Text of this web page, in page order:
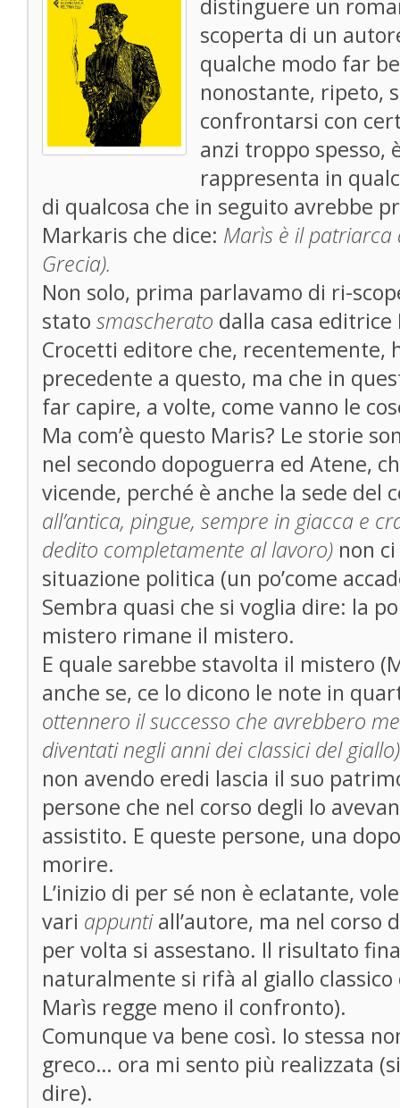
distinguere un
scoperta di un
qualche modo far
nonostante, ripeto,
confrontarsi con
anzi troppo spesso,
rappresenta in
di qualcosa che in seguito avrebbe
Markaris che dice: Marìs è il patriarca
Grecia).
Non solo, prima parlavamo di ri-
stato smascherato dalla casa
Crocetti editore che, recentemente,
precedente a questo, ma che in
far capire, a volte, come vanno le
Ma com’è questo Maris? Le storie
nel secondo dopoguerra ed Atene,
vicende, perché è anche la sede del
all’antica, pingue, sempre in giacca e
dedito completamente al lavoro) non
situazione politica (un po’come
Sembra quasi che si voglia dire: la
mistero rimane il mistero.
E quale sarebbe stavolta il mistero
anche se, ce lo dicono le note in
ottennero il successo che avrebbero
diventati negli anni dei classici del giallo)
non avendo eredi lascia il suo
persone che nel corso degli lo
assistito. E queste persone, una
morire.
L’inizio di per sé non è eclatante,
vari appuntiall’autore, ma nel corso
per volta si assestano. Il risultato
naturalmente si rifà al giallo
Marìs regge meno il confronto).
Comunque va bene così. Io stessa
greco… ora mi sento più realizzata
dire).